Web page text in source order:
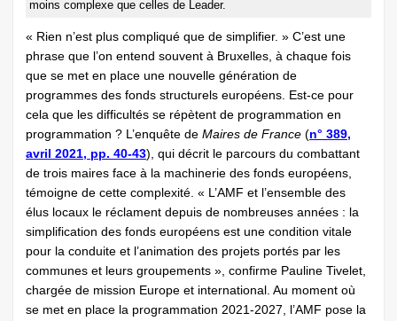
moins complexe que celles de Leader.
« Rien n’est plus compliqué que de simplifier. » C’est une
phrase que l’on entend souvent à Bruxelles, à chaque fois
que se met en place une nouvelle génération de
programmes des fonds structurels européens. Est-ce pour
cela que les difficultés se répètent de programmation en
programmation ? L’enquête de Maires de France (n° 389,
avril 2021, pp. 40-43), qui décrit le parcours du combattant
de trois maires face à la machinerie des fonds européens,
témoigne de cette complexité. « L’AMF et l’ensemble des
élus locaux le réclament depuis de nombreuses années : la
simplification des fonds européens est une condition vitale
pour la conduite et l’animation des projets portés par les
communes et leurs groupements », confirme Pauline Tivelet,
chargée de mission Europe et international. Au moment où
se met en place la programmation 2021-2027, l’AMF pose la